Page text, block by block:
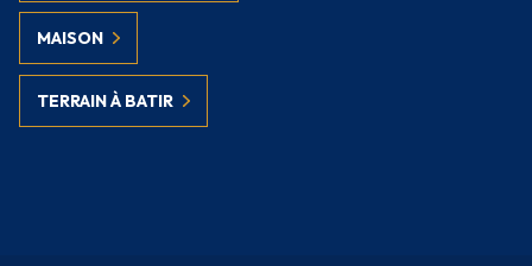
MAISON
TERRAIN À BATIR